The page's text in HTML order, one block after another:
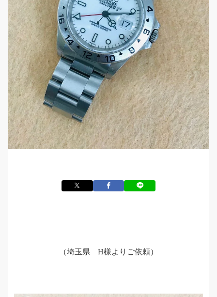
（埼玉県 H様よりご依頼）